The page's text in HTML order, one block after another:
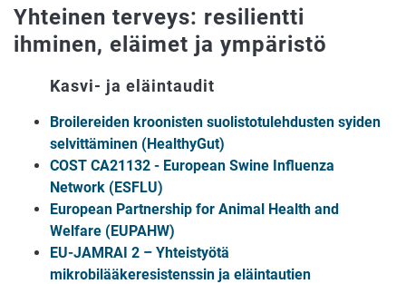
Yhteinen terveys: resilientti
ihminen, eläimet ja ympäristö
Kasvi- ja eläintaudit
Broilereiden kroonisten suolistotulehdusten syiden
selvittäminen (HealthyGut)
COST CA21132 - European Swine Influenza
Network (ESFLU)
European Partnership for Animal Health and
Welfare (EUPAHW)
EU-JAMRAI 2 – Yhteistyötä
mikrobilääkeresistenssin ja eläintautien